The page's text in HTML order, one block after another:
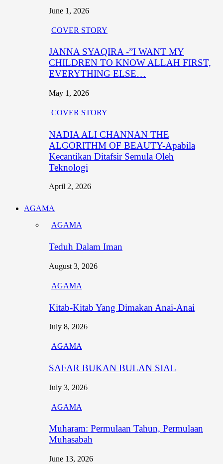
June 1, 2026
COVER STORY
JANNA SYAQIRA -”I WANT MY
CHILDREN TO KNOW ALLAH FIRST,
EVERYTHING ELSE…
May 1, 2026
COVER STORY
NADIA ALI CHANNAN THE
ALGORITHM OF BEAUTY-Apabila
Kecantikan Ditafsir Semula Oleh
Teknologi
April 2, 2026
AGAMA
AGAMA
Teduh Dalam Iman
August 3, 2026
AGAMA
Kitab-Kitab Yang Dimakan Anai-Anai
July 8, 2026
AGAMA
SAFAR BUKAN BULAN SIAL
July 3, 2026
AGAMA
Muharam: Permulaan Tahun, Permulaan
Muhasabah
June 13, 2026